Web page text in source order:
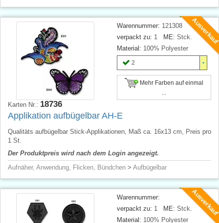
Warennummer: 121308
verpackt zu: 1 ME: Stck.
Material: 100% Polyester
2
Mehr Farben auf einmal
Karten Nr.: 18736
Applikation aufbügelbar AH-E
Qualitäts aufbügelbar Stick-Applikationen, Maß ca. 16x13 cm, Preis pro
1 St.
Der Produktpreis wird nach dem Login angezeigt.
Aufnäher, Anwendung, Flicken, Bündchen > Aufbügelbar
Warennummer:
verpackt zu: 1 ME: Stck.
Material: 100% Polyester